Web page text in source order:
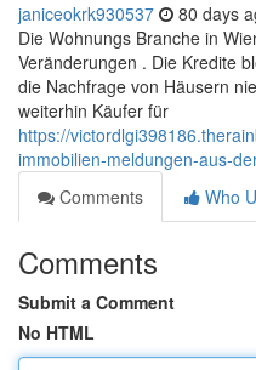
janiceokrk930537 80 days
Die Wohnungs Branche in
Veränderungen . Die Kredite
die Nachfrage von Häusern
weiterhin Käufer für
https://
immobilien-meldungen-aus-
Comments
Who
Comments
Submit a Comment
No HTML